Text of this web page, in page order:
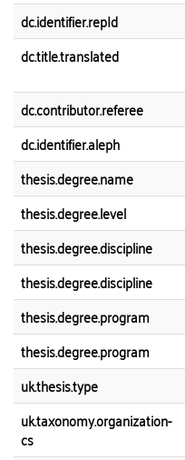
dc.identifier.repId
dc.title.translated
dc.contributor.referee
dc.identifier.aleph
thesis.degree.name
thesis.degree.level
thesis.degree.discipline
thesis.degree.discipline
thesis.degree.program
thesis.degree.program
uk.thesis.type
uk.taxonomy.organization-
cs